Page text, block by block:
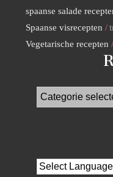
spaanse salade
Spaanse visrecepten
Vegetarische recepten